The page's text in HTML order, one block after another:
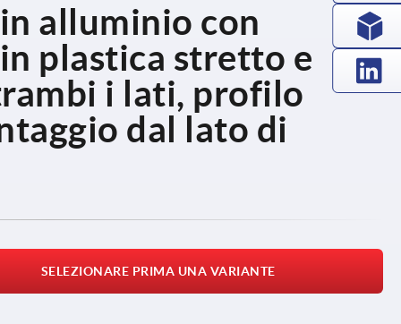
alluminio con
plastica stretto e
i lati, profilo
dal lato di
SELEZIONARE PRIMA UNA VARIANTE